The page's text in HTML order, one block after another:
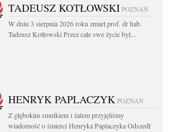
TADEUSZ KOTŁOWSKI POZNAŃ
W dniu 3 sierpnia 2026 roku zmarł prof. dr hab.
Tadeusz Kotłowski Przez całe swe życie był...
HENRYK PAPLACZYK POZNAŃ
Z głębokim smutkiem i żalem przyjęliśmy
wiadomość o śmierci Henryka Paplaczyka Odszedł